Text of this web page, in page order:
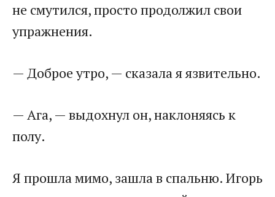
не смутился, просто продолжил свои
упражнения.
— Доброе утро, — сказала я язвительно.
— Ага, — выдохнул он, наклоняясь к
полу.
Я прошла мимо, зашла в спальню. Игорь